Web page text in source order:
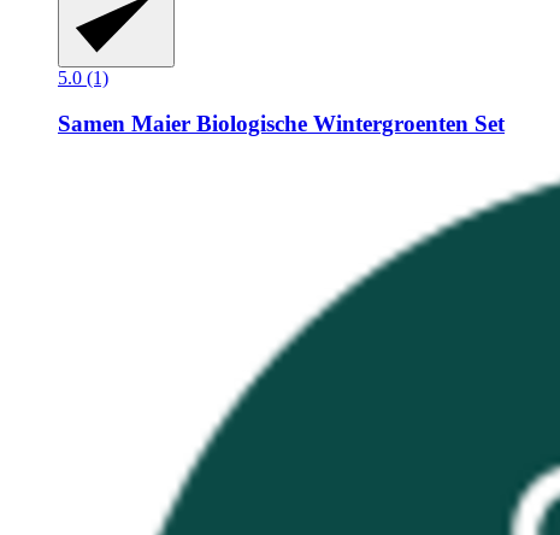
5.0 (1)
Samen Maier Biologische Wintergroenten Set